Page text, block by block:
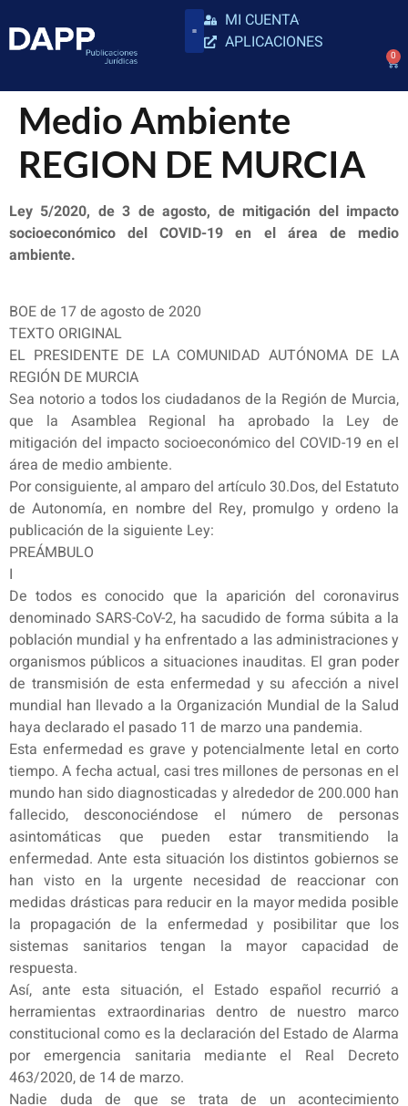
MI CUENTA
APLICACIONES
0
Medio Ambiente
REGION DE MURCIA
Ley 5/2020, de 3 de agosto, de mitigación del impacto
socioeconómico del COVID-19 en el área de medio
ambiente.
BOE de 17 de agosto de 2020
TEXTO ORIGINAL
EL PRESIDENTE DE LA COMUNIDAD AUTÓNOMA DE LA
REGIÓN DE MURCIA
Sea notorio a todos los ciudadanos de la Región de Murcia,
que la Asamblea Regional ha aprobado la Ley de
mitigación del impacto socioeconómico del COVID-19 en el
área de medio ambiente.
Por consiguiente, al amparo del artículo 30.Dos, del Estatuto
de Autonomía, en nombre del Rey, promulgo y ordeno la
publicación de la siguiente Ley:
PREÁMBULO
I
De todos es conocido que la aparición del coronavirus
denominado SARS-CoV-2, ha sacudido de forma súbita a la
población mundial y ha enfrentado a las administraciones y
organismos públicos a situaciones inauditas. El gran poder
de transmisión de esta enfermedad y su afección a nivel
mundial han llevado a la Organización Mundial de la Salud
haya declarado el pasado 11 de marzo una pandemia.
Esta enfermedad es grave y potencialmente letal en corto
tiempo. A fecha actual, casi tres millones de personas en el
mundo han sido diagnosticadas y alrededor de 200.000 han
fallecido, desconociéndose el número de personas
asintomáticas que pueden estar transmitiendo la
enfermedad. Ante esta situación los distintos gobiernos se
han visto en la urgente necesidad de reaccionar con
medidas drásticas para reducir en la mayor medida posible
la propagación de la enfermedad y posibilitar que los
sistemas sanitarios tengan la mayor capacidad de
respuesta.
Así, ante esta situación, el Estado español recurrió a
herramientas extraordinarias dentro de nuestro marco
constitucional como es la declaración del Estado de Alarma
por emergencia sanitaria mediante el Real Decreto
463/2020, de 14 de marzo.
Nadie duda de que se trata de un acontecimiento